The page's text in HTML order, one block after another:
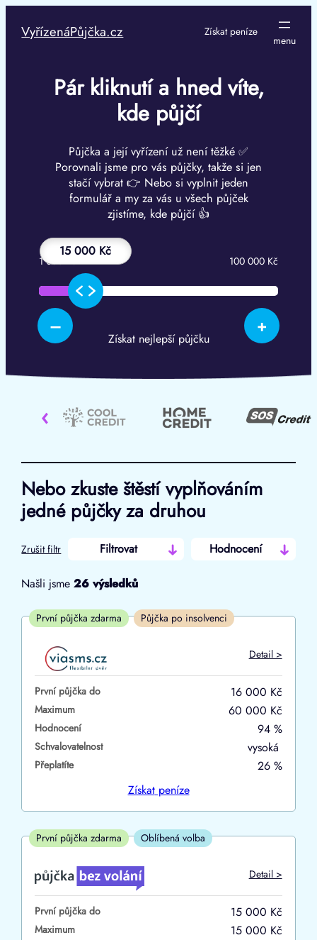
obsah
VyřízenáPůjčka.cz Získat peníze
Pár kliknutí a hned víte,
kde půjčí
Půjčka a její vyřízení už není těžké ✅
Porovnali jsme pro vás půjčky, takže si jen
stačí vybrat 👉 Nebo si vyplnit jeden
formulář a my za vás u všech půjček
zjistíme, kde půjčí 👍
15 000 Kč
– +
1 000 Kč 100 000 Kč
Získat nejlepší půjčku
‹
Nebo zkuste štěstí vyplňováním
jedné půjčky za druhou
Zrušit filtr Filtrovat Hodnocení
Od
První půjčka zdarma
–
ano
ne
ano
ne
V exekuci
ano
ne
Našli jsme26 výsledků
První půjčka zdarma Půjčka po insolvenci
Detail >
První půjčka do 16 000 Kč
Maximum 60 000 Kč
Hodnocení 94 %
Schvalovatelnost vysoká
Přeplatíte
26 %
Získatpeníze
První půjčka zdarma Oblíbená volba
Detail >
První půjčka do 15 000 Kč
Maximum 15 000 Kč